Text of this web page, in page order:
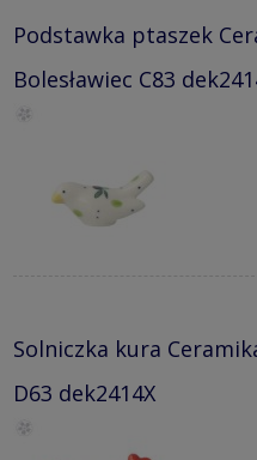
Podstawka ptaszek
Bolesławiec C83
Solniczka kura
D63 dek2414X